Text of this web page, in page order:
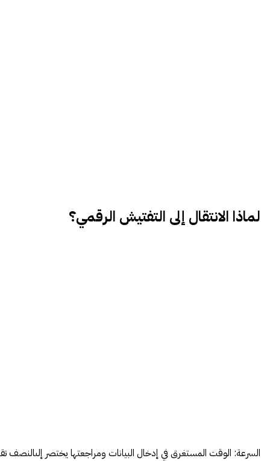
لماذا الانتقالإلى التفتيش الرقمي؟
السرعة: الوقت المستغرق في إدخال البيانات ومراجعتها يختصر إلىالنصف